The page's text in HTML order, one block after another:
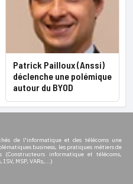
Patrick Pailloux (Anssi)
déclenche une polémique
autour du BYOD
de l'informatique et des télécoms une
business, les pratiques métiers de
(Constructeurs informatique et télécoms,
MSP, VARs,...)